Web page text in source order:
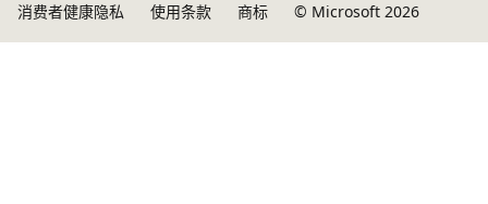
消费者健康隐私
使用条款 商标 © Microsoft 2026